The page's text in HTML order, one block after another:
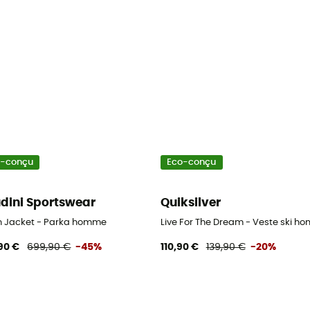
homme
conçu
Sportswear
Jacket - Parka homme
€ 699,90 € -45%
Eco-conçu
Quiksilver
Live For The Dream - Veste ski
110,90 € 139,90 € -20%